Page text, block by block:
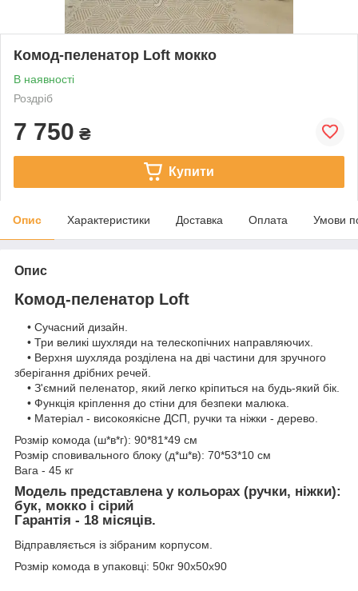
Комод-пеленатор Loft мокко
В наявності
Роздріб
7 750 ₴
Купити
Опис Характеристики Доставка Оплата Умови
Опис
Комод-пеленатор Loft
• Сучасний дизайн.
• Три великі шухляди на телескопічних направляючих.
• Верхня шухляда розділена на дві частини для зручного
зберігання дрібних речей.
• З'ємний пеленатор, який легко кріпиться на будь-який бік.
• Функція кріплення до стіни для безпеки малюка.
• Матеріал - високоякісне ДСП, ручки та ніжки - дерево.
Розмір комода (ш*в*г): 90*81*49 см
Розмір сповивального блоку (д*ш*в): 70*53*10 см
Вага - 45 кг
Модель представлена у кольорах (ручки, ніжки):
бук, мокко і сірий
Гарантія - 18 місяців.
Відправляється із зібраним корпусом.
Розмір комода в упаковці: 50кг 90х50х90